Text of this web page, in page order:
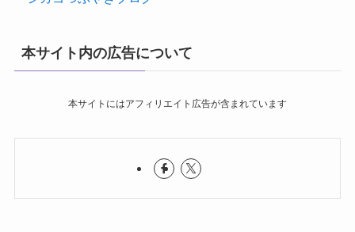
本サイト内の広告について
本サイトにはアフィリエイト広告が含まれています